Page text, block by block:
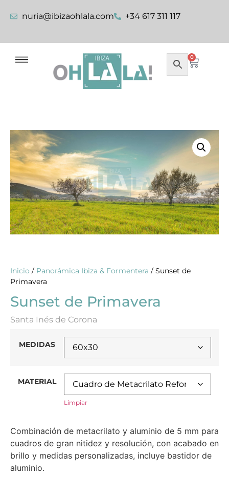
nuria@ibizaohlala.com +34 617 311 117
0
Inicio / Panorámica Ibiza & Formentera / Sunset de
Primavera
Sunset de Primavera
Santa Inés de Corona
MEDIDAS
MATERIAL
Limpiar
Combinación de metacrilato y aluminio de 5 mm para
cuadros de gran nitidez y resolución, con acabado en
brillo y medidas personalizadas, incluye bastidor de
aluminio.